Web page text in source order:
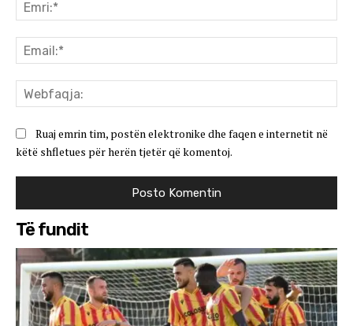
Ruaj emrin tim, postën elektronike dhe faqen e internetit në
këtë shfletues për herën tjetër që komentoj.
Të fundit